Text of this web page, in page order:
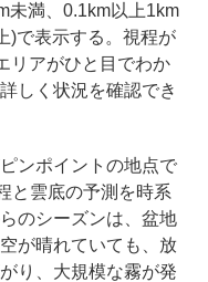
未満、0.1km以上1km
)で表示する。視程が
リアがひと目でわか
しく状況を確認でき
ンポイントの地点で
と雲底の予測を時系
のシーズンは、盆地
が晴れていても、放
り、大規模な霧が発